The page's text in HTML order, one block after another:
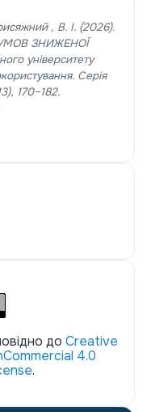
, В. І. (2026).
ЗНИЖЕНОЇ
університету
Серія
170–182.
до Creative
4.0
.